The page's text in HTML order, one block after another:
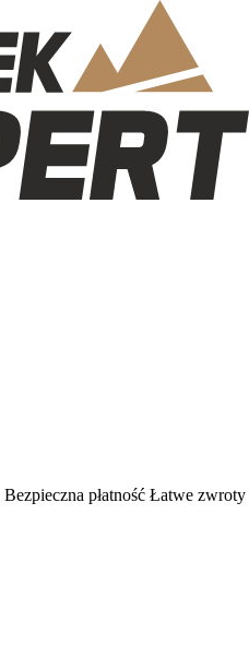
Bezpieczna płatność Łatwe zwroty